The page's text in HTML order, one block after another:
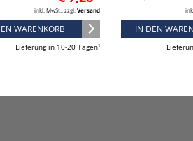
inkl. MwSt., zzgl. Versand
WARENKORB
Lieferung in 10-20 Tagen¹
IN DEN